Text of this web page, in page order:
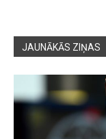
JAUNĀKĀS ZIŅAS